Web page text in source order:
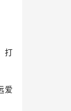
打
爱